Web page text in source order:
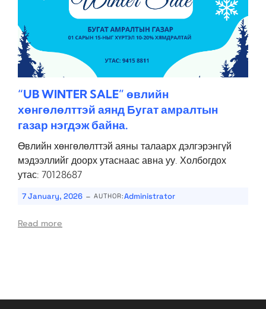
“UB WINTER SALE” өвлийн
хөнгөлөлттэй аянд Бугат амралтын
газар нэгдэж байна.
Өвлийн хөнгөлөлттэй аяны талаарх дэлгэрэнгүй
мэдээллийг доорх утаснаас авна уу. Холбогдох
утас: 70128687
7 January, 2026 - AUTHOR:Administrator
Read more